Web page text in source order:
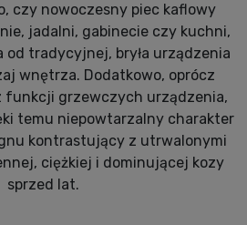
czy nowoczesny piec kaflowy
jadalni, gabinecie czy kuchni,
od tradycyjnej, bryła urządzenia
wnętrza. Dodatkowo, oprócz
funkcji grzewczych urządzenia,
temu niepowtarzalny charakter
kontrastujący z utrwalonymi
ciężkiej i dominującej kozy
sprzed lat.